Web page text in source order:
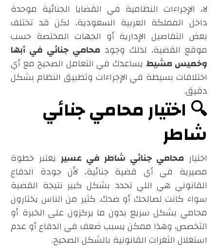
لا، الإجراءات النظامية في القضايا الجنائية موحدة
داخل المملكة العربية السعودية، لكن قد تختلف
بعض التفاصيل الإدارية أو الجهات المختصة حسب
موقع القضية، لذلك وجود محامي جنائي في أبها
وخميس مشيط يساعدك في التعامل الصحيح مع أي
اختلافات بسيطة في الإجراءات وتطبيق النظام بشكل
دقيق.
🔍 اختيار محامي جنائي
شاطر
اختيار محامي جنائي شاطر في عسيريعتبر خطوة
مصيرية في أي قضية جنائية، لأن جودة الدفاع
القانوني هي اللي تحدد بشكل كبير نتيجة القضية
سواء كانت لصالحك أو ضدك. كثير من الناس يختارون
محامي بشكل سريع بدون ما يركزون على الخبرة أو
التخصص، وهذا ممكن يسبب ضعف في الدفاع أو عدم
استغلال الثغرات القانونية بالشكل الصحيح.